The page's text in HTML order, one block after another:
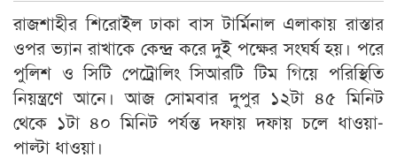
রাজশাহীর শিরোইল ঢাকা বাস টার্মিনাল এলাকায় রাস্তার
ওপর ভ্যান রাখাকে কেন্দ্র করে দুই পক্ষের সংঘর্ষ হয়। পরে
পুলিশ ও সিটি পেট্রোলিং সিআরটি টিম গিয়ে পরিস্থিতি
নিয়ন্ত্রণে আনে। আজ সোমবার দুপুর ১২টা ৪৫ মিনিট
থেকে ১টা ৪০ মিনিট পর্যন্ত দফায় দফায় চলে ধাওয়া-
পাল্টা ধাওয়া।